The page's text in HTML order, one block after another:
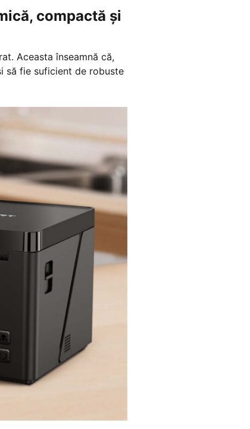
compactă și
Aceasta înseamnă că,
să fie suficient de robuste